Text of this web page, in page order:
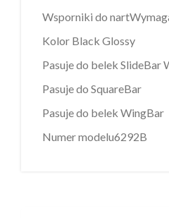
Wsporniki do
Kolor Black Glossy
Pasuje do belek
Pasuje do SquareBar
Pasuje do belek WingBar
Numer modelu6292B